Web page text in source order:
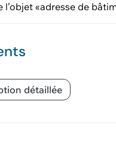
l’objet «adresse de
détaillée